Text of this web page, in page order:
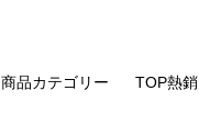
商品カテゴリー TOP熱銷